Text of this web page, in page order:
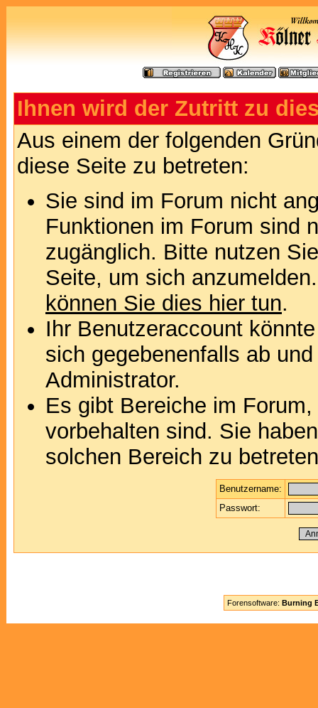
Ihnen wird der Zutritt zu
Aus einem der folgenden
diese Seite zu betreten:
Sie sind im Forum nicht
Funktionen im Forum sind
zugänglich. Bitte nutzen
Seite, um sich
können Sie dies hier tun.
Ihr Benutzeraccount
sich gegebenenfalls ab
Administrator.
Es gibt Bereiche im
vorbehalten sind. Sie
solchen Bereich zu
Benutzername:
Passwort:
Forensoftware: Burning